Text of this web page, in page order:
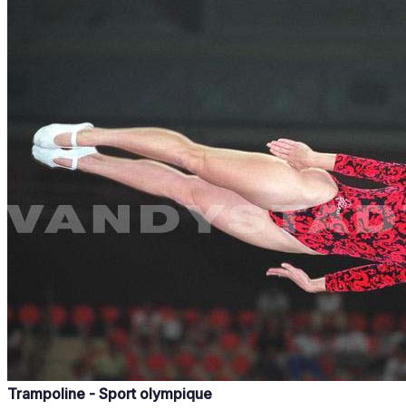
Trampoline - Sport olympique